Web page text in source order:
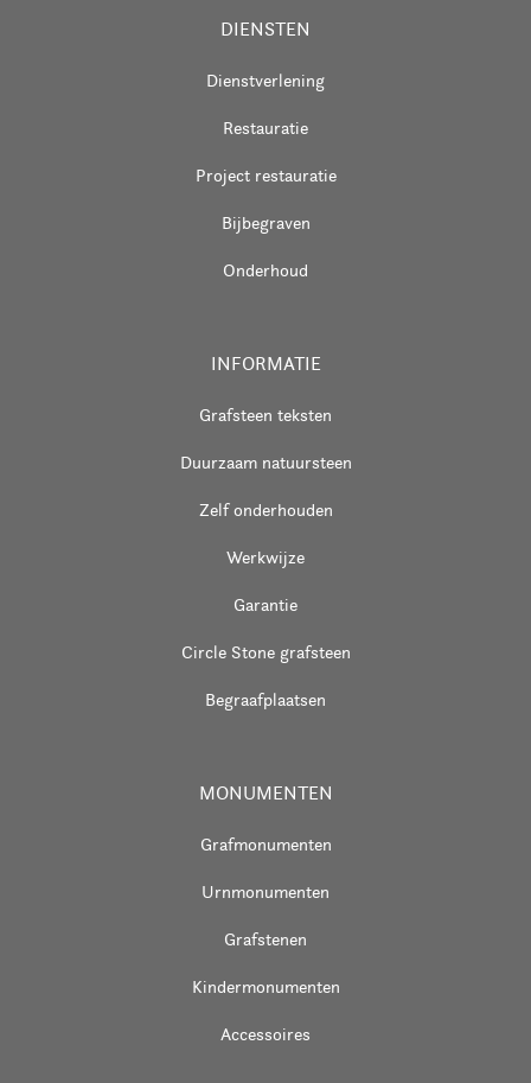
DIENSTEN
Dienstverlening
Restauratie
Project restauratie
Bijbegraven
Onderhoud
INFORMATIE
Grafsteen teksten
Duurzaam natuursteen
Zelf onderhouden
Werkwijze
Garantie
Circle Stone grafsteen
Begraafplaatsen
MONUMENTEN
Grafmonumenten
Urnmonumenten
Grafstenen
Kindermonumenten
Accessoires